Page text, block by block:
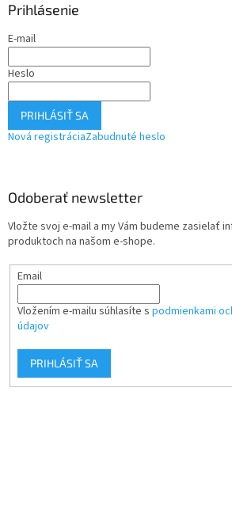
Prihlásenie
E-mail
Heslo
PRIHLÁSIŤ SA
Nová registráciaZabudnuté heslo
Odoberať newsletter
Vložte svoj e-mail a my Vám budeme zasielať
produktoch na našom e-shope.
Email
Vložením e-mailu súhlasíte s podmienkami
údajov
PRIHLÁSIŤ SA